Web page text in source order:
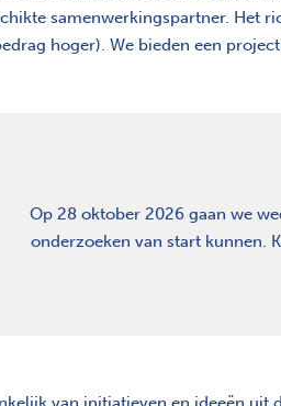
samenwerkingspartner. Het
hoger). We bieden een
Op 28 oktober 2026 gaan we
onderzoeken van start kunnen.